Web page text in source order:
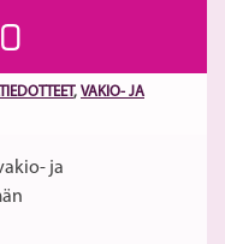
, VAKIO- JA
ja